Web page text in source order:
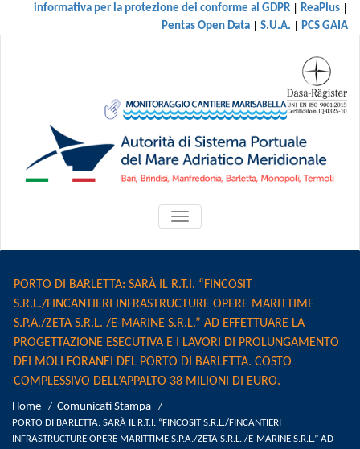
informativa per la protezione dei conforme al GDPR | ReaPlus |
Pentas Open Data | S.U.A. | PCS GAIA
ATTIVA/DISATTIVA
MENU
PORTO DI BARLETTA: SARÀ IL R.T.I. “FINCOSIT
S.R.L./FINCANTIERI INFRASTRUCTURE OPERE MARITTIME
S.P.A./ZETA S.R.L. /E-MARINE S.R.L.” AD EFFETTUARE LA
PROGETTAZIONE ESECUTIVA E I LAVORI DI PROLUNGAMENTO
DEI MOLI FORANEI DEL PORTO DI BARLETTA. COSTO
COMPLESSIVO DELL’APPALTO 38 MILIONI DI EURO.
Home / Comunicati Stampa /
PORTO DI BARLETTA: SARÀ IL R.T.I. “FINCOSIT S.R.L./FINCANTIERI
INFRASTRUCTURE OPERE MARITTIME S.P.A./ZETA S.R.L. /E-MARINE S.R.L.” AD